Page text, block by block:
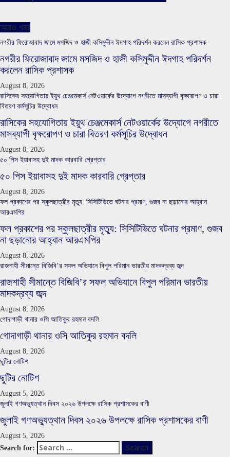
আরও খবর
নগরীর ফিরোজাবাদ জামে মসজিদ ও হাজী কসিমুদ্দীন ঈদগাহ পরিদর্শন করলেন রাসিক প্রশাসক
নগরীর ফিরোজাবাদ জামে মসজিদ ও হাজী কসিমুদ্দীন ঈদগাহ পরিদর্শন
করলেন রাসিক প্রশাসক
August 8, 2026
রাসিকের সহযোগিতায় ইয়ুথ চেঞ্জমেকার্স নেটওয়ার্কের উদ্যোগে নগরীতে মাসব্যাপী বৃক্ষরোপণ ও চারা
বিতরণ কর্মসূচির উদ্বোধন
রাসিকের সহযোগিতায় ইয়ুথ চেঞ্জমেকার্স নেটওয়ার্কের উদ্যোগে নগরীতে
মাসব্যাপী বৃক্ষরোপণ ও চারা বিতরণ কর্মসূচির উদ্বোধন
August 8, 2026
৫০ পিস ইয়াবাসহ দুই মাদক কারবারি গ্রেপ্তার
৫০ পিস ইয়াবাসহ দুই মাদক কারবারি গ্রেপ্তার
August 8, 2026
ফল প্রকাশের পর স্কুলছাত্রীর মৃত্যু: সিসিটিভিতে ঘটনার প্রমাণ, গুজব না ছড়ানোর আহ্বান
আরএমপির
ফল প্রকাশের পর স্কুলছাত্রীর মৃত্যু: সিসিটিভিতে ঘটনার প্রমাণ, গুজব
না ছড়ানোর আহ্বান আরএমপির
August 8, 2026
রাজশাহী সীমান্তে বিজিবি’র সফল অভিযানে বিপুল পরিমান ভারতীয় মাদকদ্রব্য জব্দ
রাজশাহী সীমান্তে বিজিবি’র সফল অভিযানে বিপুল পরিমান ভারতীয়
মাদকদ্রব্য জব্দ
August 8, 2026
গোদাগাড়ী থানার ওসি আতিকুর রহমান বদলি
গোদাগাড়ী থানার ওসি আতিকুর রহমান বদলি
August 8, 2026
ছুটির নোটিশ
ছুটির নোটিশ
August 5, 2026
জুলাই গণঅভ্যুত্থান দিবস ২০২৬ উপলক্ষে রাসিক প্রশাসকের বাণী
জুলাই গণঅভ্যুত্থান দিবস ২০২৬ উপলক্ষে রাসিক প্রশাসকের বাণী
August 5, 2026
Search for: